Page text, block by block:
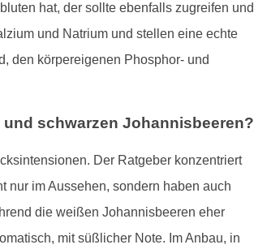
hat, der sollte ebenfalls zugreifen und
und Natrium und stellen eine echte
den körpereigenen Phosphor- und
schwarzen Johannisbeeren?
Der Ratgeber konzentriert
nur im Aussehen, sondern haben auch
die weißen Johannisbeeren eher
mit süßlicher Note. Im Anbau, in